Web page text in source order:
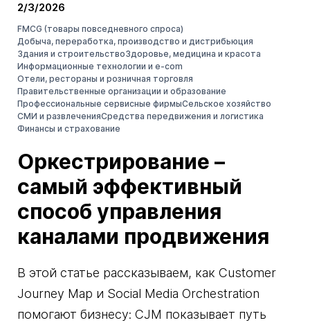
2/3/2026
FMCG (товары повседневного спроса)
Добыча, переработка, производство и дистрибьюция
Здания и строительствоЗдоровье, медицина и красота
Информационные технологии и e-com
Отели, рестораны и розничная торговля
Правительственные организации и образование
Профессиональные сервисные фирмыСельское хозяйство
СМИ и развлеченияСредства передвижения и логистика
Финансы и страхование
Оркестрирование –
самый эффективный
способ управления
каналами продвижения
В этой статье рассказываем, как Customer
Journey Map и Social Media Orchestration
помогают бизнесу: CJM показывает путь